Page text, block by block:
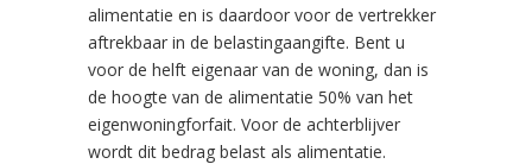
alimentatie en is daardoor voor de vertrekker
aftrekbaar in de belastingaangifte. Bent u
voor de helft eigenaar van de woning, dan is
de hoogte van de alimentatie 50% van het
eigenwoningforfait. Voor de achterblijver
wordt dit bedrag belast als alimentatie.